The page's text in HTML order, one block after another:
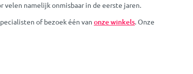
namelijk onmisbaar in de eerste jaren.
of bezoek één van onze winkels. Onze